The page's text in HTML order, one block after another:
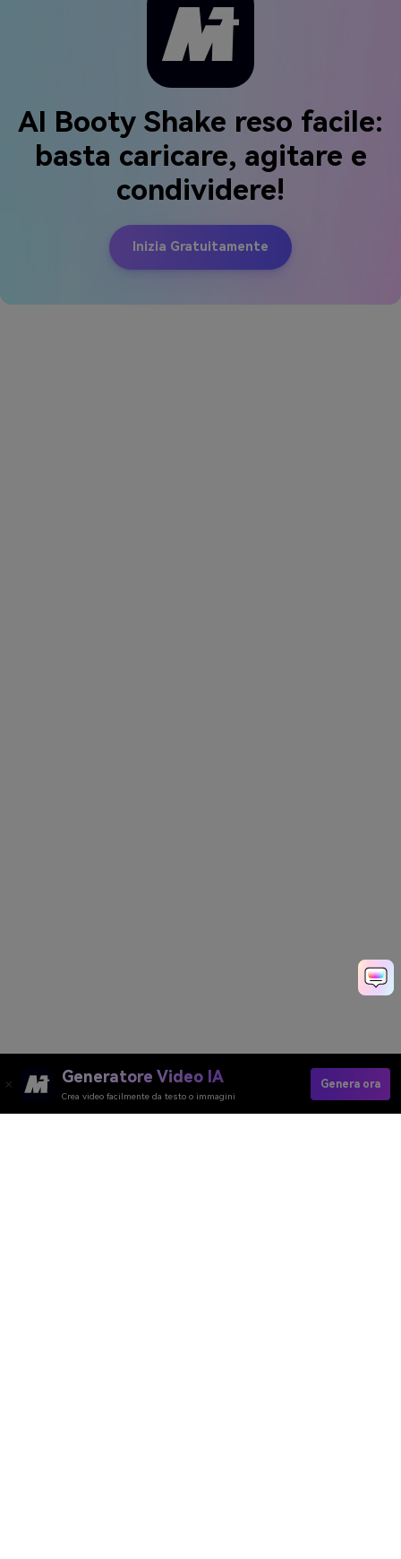
AI Booty Shake reso facile:
basta caricare, agitare e
condividere!
Inizia Gratuitamente
Generatore Video IA
Crea video facilmente da testo o immagini
Genera ora